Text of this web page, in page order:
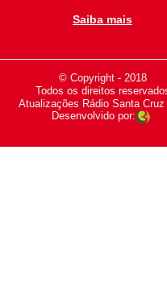
Saiba mais
© Copyright - 2018
-
Todos os direitos
-
Atualizações Rádio Santa Cruz
Desenvolvido por: